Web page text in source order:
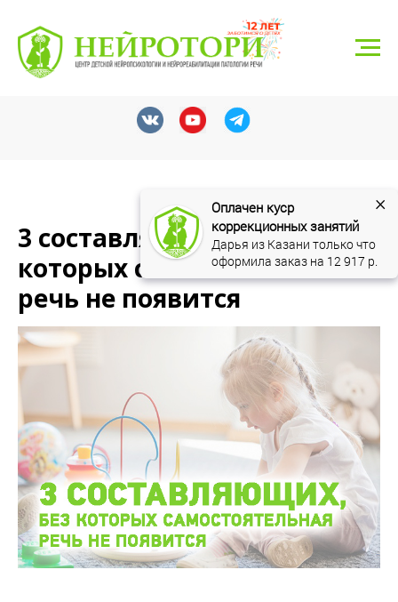
8 (3452) 550-548
neyrotori@gmail.com
Записаться
3 составляющих, без
которых самостоятельная
речь не появится
Оплачен куср
коррекционных занятий
Дарья из Казани только что
оформила заказ на 12 917 р.
×